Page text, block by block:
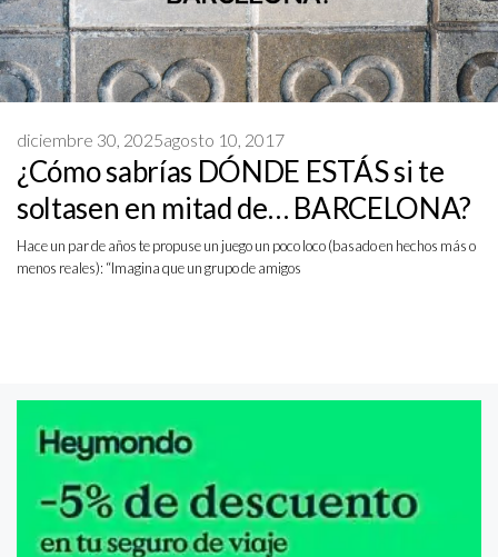
¿Cómo sabrías DÓNDE ESTÁS si te
soltasen en mitad de… BARCELONA?
diciembre 30, 2025agosto 10, 2017
Hace un par de años te propuse un juego un poco loco (basado en hechos más o
menos reales): “Imagina que un grupo de amigos